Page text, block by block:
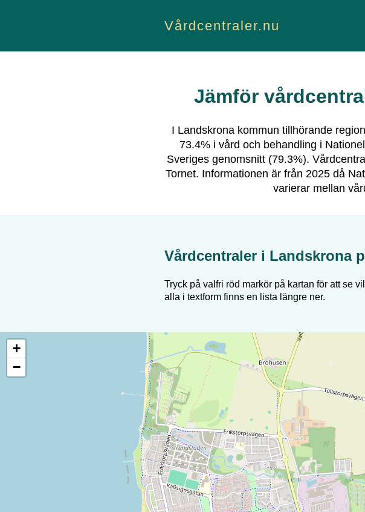
Vårdcentraler.nu
Jämför
I Landskrona kommun tillhörande region
73.4% i vård och behandling i
Sveriges genomsnitt (79.3%).
Tornet. Informationen är från 2025 då
varierar mellan
Vårdcentraler i Landskrona
Tryck på valfri röd markör på kartan för att se
alla i textform finns en lista längre ner.
+
−